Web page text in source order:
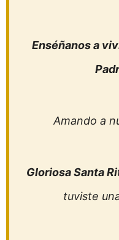
Enséñanos a
Amando a
Gloriosa Santa
tuviste